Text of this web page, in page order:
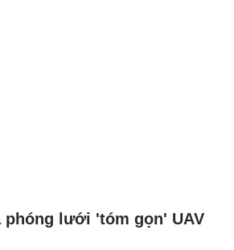
phóng lưới 'tóm gọn' UAV